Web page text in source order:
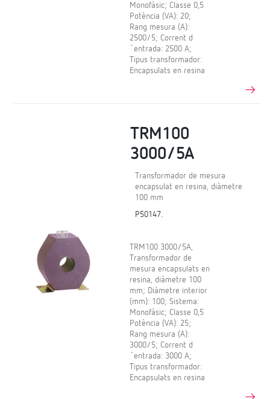
Monofàsic; Classe 0,5
Potència (VA): 20;
Rang mesura (A):
2500/5; Corrent d
´entrada: 2500 A;
Tipus transformador:
Encapsulats en resina
TRM100
3000/5A
Transformador de mesura
encapsulat en resina, diàmetre
100 mm
P50147.
TRM100 3000/5A,
Transformador de
mesura encapsulats en
resina, diàmetre 100
mm; Diàmetre interior
(mm): 100; Sistema:
Monofàsic; Classe 0,5
Potència (VA): 25;
Rang mesura (A):
3000/5; Corrent d
´entrada: 3000 A;
Tipus transformador:
Encapsulats en resina